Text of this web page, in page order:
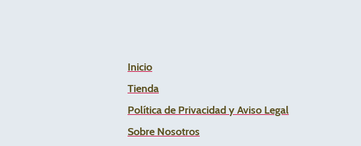
Inicio
Tienda
Política de Privacidad y Aviso Legal
Sobre Nosotros